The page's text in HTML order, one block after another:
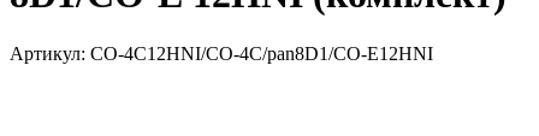
Артикул: CO-4C12HNI/CO-4C/pan8D1/CO-E12HNI